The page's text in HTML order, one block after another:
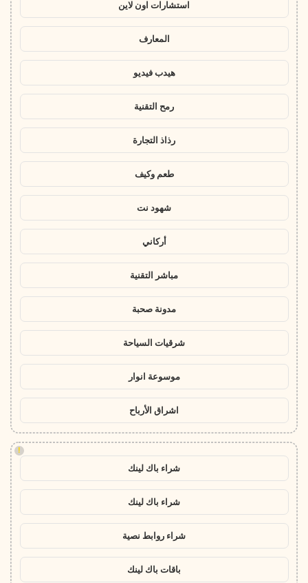
استشارات اون لاين
المعارف
هيدب فيديو
رمح التقنية
رذاذ التجارة
طعم وكيف
شهود نت
أركاني
مباشر التقنية
مدونة صحبة
شرقيات السياحة
موسوعة انوار
اشراق الأرباح
!
شراء باك لينك
شراء باك لينك
شراء روابط نصية
باقات باك لينك